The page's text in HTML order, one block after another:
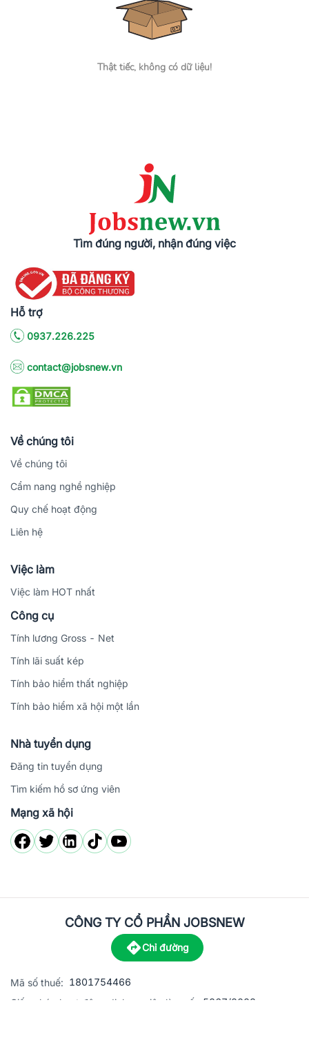
Thật tiếc, không có dữ liệu!
Tìm đúng người, nhận đúng việc
Hỗ trợ
0937.226.225
contact@jobsnew.vn
Về chúng tôi
Về chúng tôi
Cẩm nang nghề nghiệp
Quy chế hoạt động
Liên hệ
Việc làm
Việc làm HOT nhất
Công cụ
Tính lương Gross - Net
Tính lãi suất kép
Tính bảo hiểm thất nghiệp
Tính bảo hiểm xã hội một lần
Nhà tuyển dụng
Đăng tin tuyển dụng
Tìm kiếm hồ sơ ứng viên
Mạng xã hội
CÔNG TY CỔ PHẦN JOBSNEW
Chỉ đường
Mã số thuế: 1801754466
Giấy phép hoạt động dịch vụ việc làm số:
5867/2023